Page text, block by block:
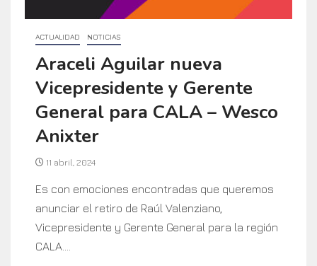
ACTUALIDAD NOTICIAS
Araceli Aguilar nueva
Vicepresidente y Gerente
General para CALA – Wesco
Anixter
11 abril, 2024
Es con emociones encontradas que queremos
anunciar el retiro de Raúl Valenziano,
Vicepresidente y Gerente General para la región
CALA....